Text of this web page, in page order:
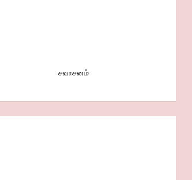
சவாசனம்